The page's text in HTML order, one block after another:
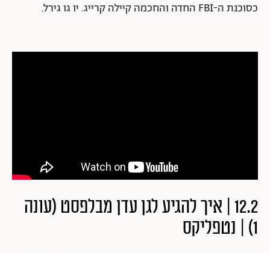
כסוכנת ה-FBI החדה והחכמה קיילה קרייג. יו גו גירל.
12.2 | איך להגיע לגן עדן מבלפסט (עונה
1) | נטפליקס